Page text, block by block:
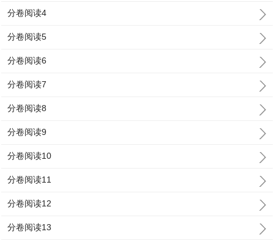
分卷阅读4
分卷阅读5
分卷阅读6
分卷阅读7
分卷阅读8
分卷阅读9
分卷阅读10
分卷阅读11
分卷阅读12
分卷阅读13